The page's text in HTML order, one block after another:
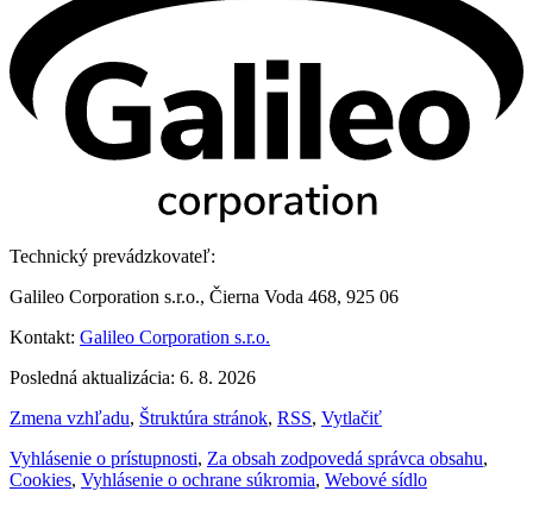
Technický prevádzkovateľ:
Galileo Corporation s.r.o., Čierna Voda 468, 925 06
Kontakt: Galileo Corporation s.r.o.
Posledná aktualizácia: 6. 8. 2026
Zmena vzhľadu, Štruktúra stránok, RSS, Vytlačiť
Vyhlásenie o prístupnosti, Za obsah zodpovedá správca obsahu,
Cookies, Vyhlásenie o ochrane súkromia, Webové sídlo